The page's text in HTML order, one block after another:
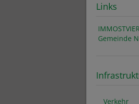
Links
Gemeinde
Verkehr